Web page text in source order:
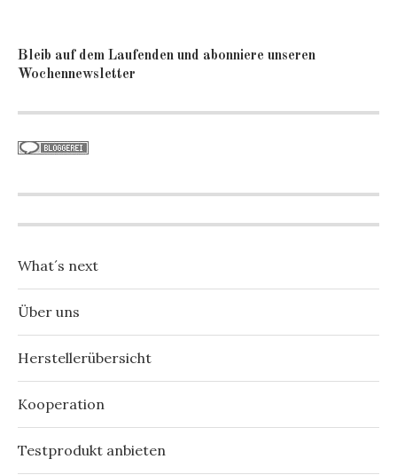
Bleib auf dem Laufenden und abonniere unseren
Wochennewsletter
What´s next
Über uns
Herstellerübersicht
Kooperation
Testprodukt anbieten